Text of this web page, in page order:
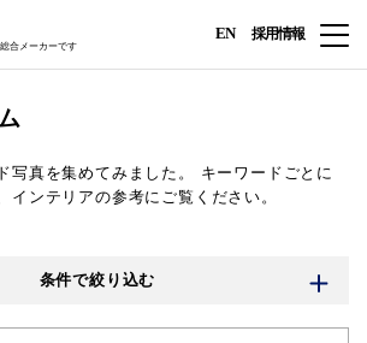
合メーカーです
EN 採用情報
写真を集めてみました。
キーワードごとに
インテリアの参考にご覧ください。
条件で絞り込む